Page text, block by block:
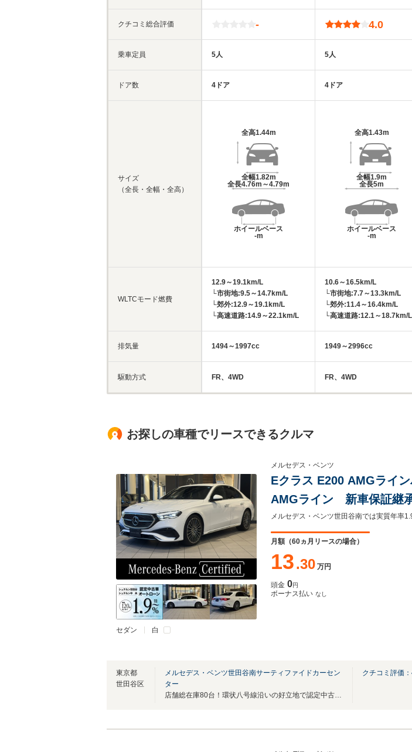
クチコミ総合評価
乗車定員
ドア数
サイズ
（全長・全幅・全高）
WLTCモード燃費
排気量
駆動方式
-
5人
4ドア
全高1.44m
全幅1.82m
全長4.76m～4.79m
ホイールベース
-m
12.9～19.1km/L
└市街地:9.5～14.7km/L
└郊外:12.9～19.1km/L
└高速道路:14.9～22.1km/L
1494～1997cc
FR、4WD
4.0
5人
4ドア
全高1.43m
全幅1.9m
全長5m
ホイールベース
-m
10.6～16.5km/L
└市街地:7.7～13.3km/L
└郊外:11.4～16.4km/L
└高速道路:12.1～18.7km/L
1949～2996cc
FR、4WD
お探しの車種でリースできるクルマ
セダン 白
メルセデス・ベンツ
Eクラス E200 AMGライ
AMGライン 新車保証継
AppleCarPlay フットト
ーター 自動開閉トラン
月額（60ヵ月リースの場合）
13.30 万円
頭金 0円
ボーナス払い なし
東京都
世田谷区
メルセデス・ベンツ世田谷南サーティファイドカーセン
ター
店舗総在庫80台！環状八号線沿いの好立地で認定中古車をご覧頂けます。
クチコミ評価：